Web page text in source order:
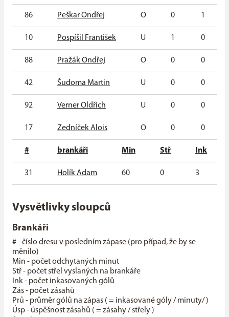
86 Peškar Ondřej O 0 1
10 Pospíšil František U 1 0
88 Pražák Ondřej O 0 0
42 Šudoma Martin U 0 0
92 Verner Oldřich U 0 0
17 Zedníček Alois O 0 0
# brankáři Min Stř Ink
31 Holík Adam 60 0 3
Vysvětlivky sloupců
Brankáři
# - číslo dresu v posledním zápase (pro případ, že by se
měnilo)
Min - počet odchytaných minut
Stř - počet střel vyslaných na brankáře
Ink - počet inkasovaných gólů
Zás - počet zásahů
Prů - průměr gólů na zápas ( = inkasované góly / minuty/ )
Úsp - úspěšnost zásahů ( = zásahy / střely )